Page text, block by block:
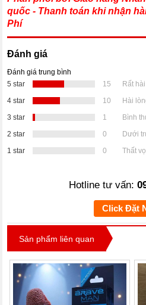
quốc - Thanh toán khi nhận
Phí
Đánh giá
Đánh giá trung bình
5 star
15
Rất
4 star
10
Hài
3 star
1
Bình
2 star
0
Dưới
1 star
0 Thất
Hotline tư vấn:
Click Đặt
Sản phẩm liên quan